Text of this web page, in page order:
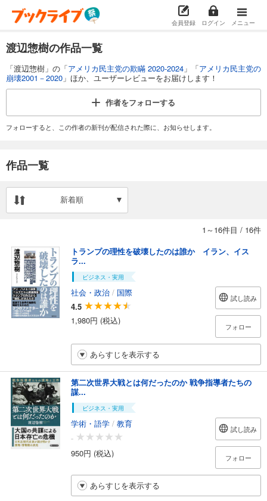
会員登録 ログイン メニュー
渡辺惣樹の作品一覧
「渡辺惣樹」の「アメリカ民主党の欺瞞 2020-2024 」「アメリカ民主党の
崩壊2001－2020 」ほか、ユーザーレビューをお届けします！
作者をフォローする
フォローすると、この作者の新刊が配信された際に、お知らせします。
作品一覧
新着順
1～16件目 / 16件
トランプの理性を破壊したのは誰か イラン、イス
ラ...
ビジネス・実用
社会・政治 / 国際
4.5
1,980円 (税込)
試し読み
フォロー
あらすじを表示する
第二次世界大戦とは何だったのか 戦争指導者たちの
謀...
ビジネス・実用
学術・語学 / 教育
-
950円 (税込)
試し読み
フォロー
あらすじを表示する